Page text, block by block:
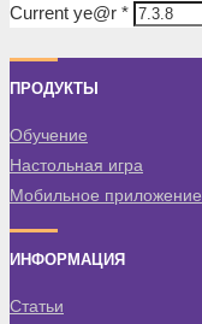
Current ye@r *
ПРОДУКТЫ
Обучение
Настольная игра
Мобильное приложение
ИНФОРМАЦИЯ
Статьи